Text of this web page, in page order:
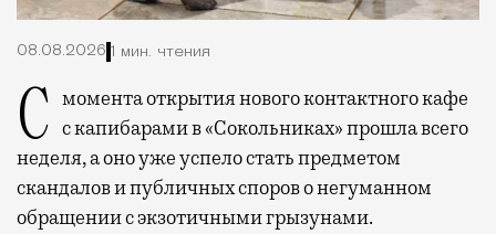
08.08.2026 1 мин. чтения
С момента открытия нового контактного кафе с капибарами в «Сокольниках» прошла всего
неделя, а оно уже успело стать предметом
скандалов и публичных споров о негуманном
обращении с экзотичными грызунами.